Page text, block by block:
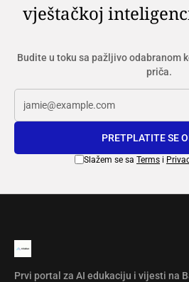
vještačkoj
Budite u toku sa pažljivo odabranom
priča.
PRETPLATITE SE
Slažem se sa Terms i
Prvi portal za AI edukaciju i vijesti na